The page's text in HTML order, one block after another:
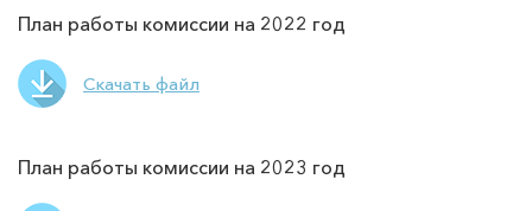
План работы комиссии на 2022 год
Скачать файл
План работы комиссии на 2023 год